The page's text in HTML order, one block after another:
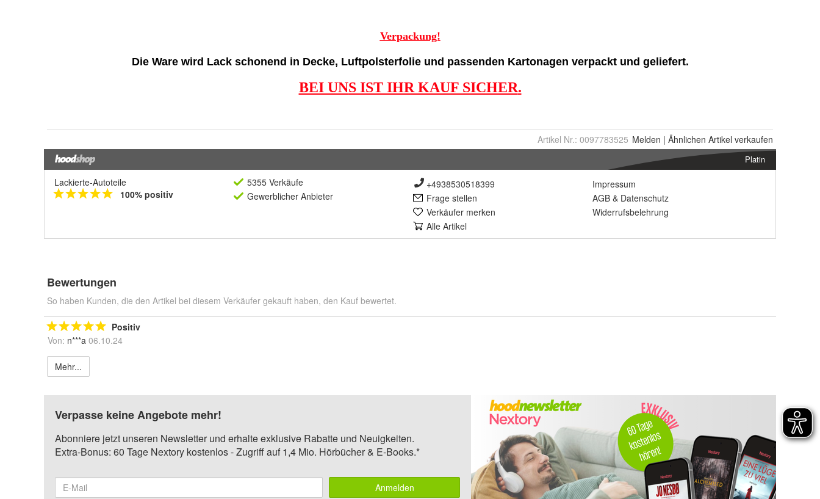
Artikel Nr.: 0097783525 Melden | Ähnlichen Artikel verkaufen
Platin
Lackierte-Autoteile
100% positiv
5355 Verkäufe
Gewerblicher Anbieter
+4938530518399
Frage stellen
Verkäufer merken
Alle Artikel
Impressum
AGB & Datenschutz
Widerrufsbelehrung
Bewertungen
So haben Kunden, die den Artikel bei diesem Verkäufer gekauft haben, den Kauf bewertet.
Positiv
Von: n***a 06.10.24
Mehr...
Verpasse keine Angebote mehr!
Abonniere jetzt unseren Newsletter und erhalte exklusive Rabatte und Neuigkeiten.
Extra-Bonus: 60 Tage Nextory kostenlos - Zugriff auf 1,4 Mio. Hörbücher & E-Books.*
Anmelden